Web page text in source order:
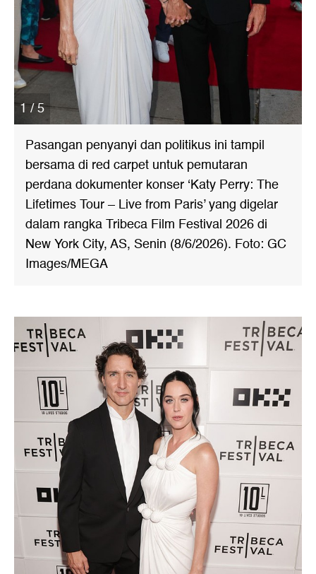
1 / 5
Pasangan penyanyi dan politikus ini tampil
bersama di red carpet untuk pemutaran
perdana dokumenter konser ‘Katy Perry: The
Lifetimes Tour – Live from Paris’ yang digelar
dalam rangka Tribeca Film Festival 2026 di
New York City, AS, Senin (8/6/2026). Foto: GC
Images/MEGA